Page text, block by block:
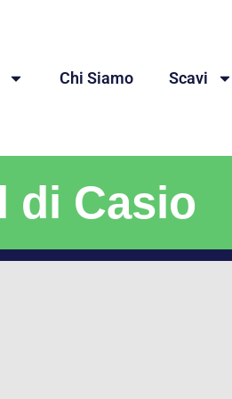
Chi Siamo Scavi
di Casio